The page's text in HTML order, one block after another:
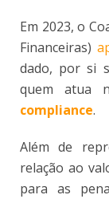
Em 2023, o
Financeiras)
dado, por si
quem atua
compliance.
Além de
relação ao
para as